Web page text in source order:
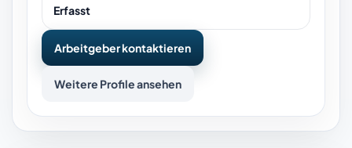
Erfasst
Arbeitgeber kontaktieren
Weitere Profile ansehen